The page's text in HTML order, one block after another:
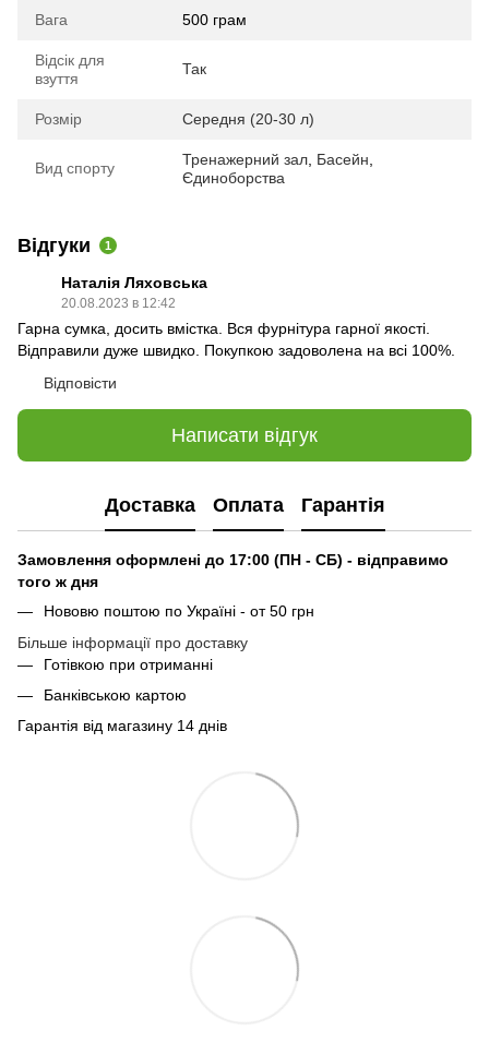
Вага 500 грам
Відсік для
взуття
Так
Розмір Середня (20-30 л)
Вид спорту Тренажерний зал, Басейн,
Єдиноборства
Відгуки 1
Наталія Ляховська
20.08.2023 в 12:42
Гарна сумка, досить вмістка. Вся фурнітура гарної якості.
Відправили дуже швидко. Покупкою задоволена на всі 100%.
Відповісти
Написати відгук
Доставка Оплата Гарантія
Замовлення оформлені до 17:00 (ПН - СБ) - відправимо
того ж дня
Нововю поштою по Україні - от 50 грн
Більше інформації про доставку
Готівкою при отриманні
Банківською картою
Гарантія від магазину 14 днів